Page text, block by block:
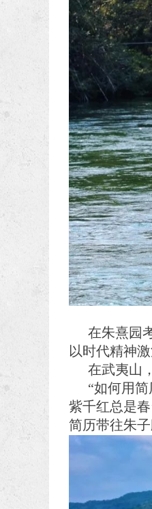
在朱熹园
以时代精神
在武夷山
“如何用
紫千红总是
简历带往朱